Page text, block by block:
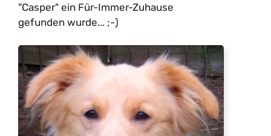
"Casper" ein Für-Immer-Zuhause
gefunden wurde... ;-)